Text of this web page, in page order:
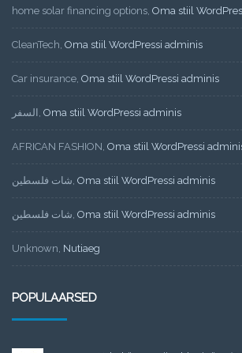
home solar financing options, Oma stiil
CleanTech, Oma stiil WordPressi adminis
Car insurance, Oma stiil WordPressi adminis
السفر , Oma stiil WordPressi adminis
AFRICAN FASHION, Oma stiil WordPressi
شات فلسطين, Oma stiil WordPressi adminis
شات فلسطين, Oma stiil WordPressi adminis
Unknown, Nutiaeg
POPULAARSED